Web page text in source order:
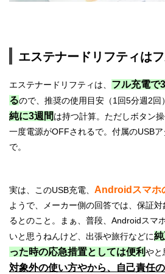
エステナードリフティは
エステナードリフティは、 フル充電で
るので、推奨の使用目安（1回5分週2回
純に3週間は持つ計算。ただしボタン
一度電源がOFFされるで。付属のUSB
で。
実は、このUSB充電、 Androidスマホ
ようで、メーカー側の回答では、保証対
るとのこと。まぁ、普段、Androidスマ
いと思うねんけど、出張や旅行などに
った時の応急措置としては便利やと
対象外の使い方やから、自己責任